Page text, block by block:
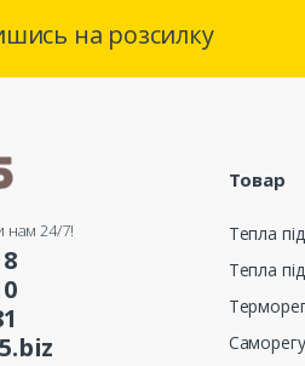
на розсилку
нам 24/7!
Товар
Тепла
Тепла